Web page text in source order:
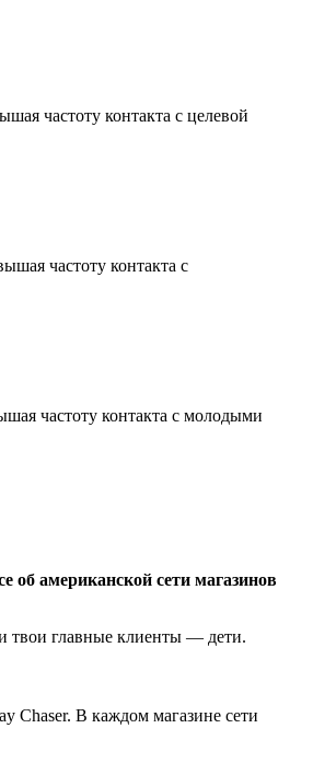
частоту контакта с целевой
частоту контакта с
частоту контакта с молодыми
об американской сети магазинов
твои главные клиенты — дети.
Chaser. В каждом магазине сети